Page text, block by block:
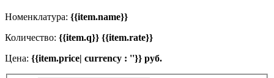
Номенклатура: {{item.name}}
Количество: {{item.q}} {{item.rate}}
Цена: {{item.price| currency : ''}} руб.